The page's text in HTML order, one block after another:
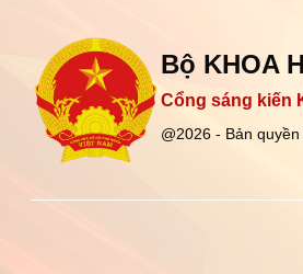
Bộ KHOA
Cổng sáng kiến
@2026 - Bản